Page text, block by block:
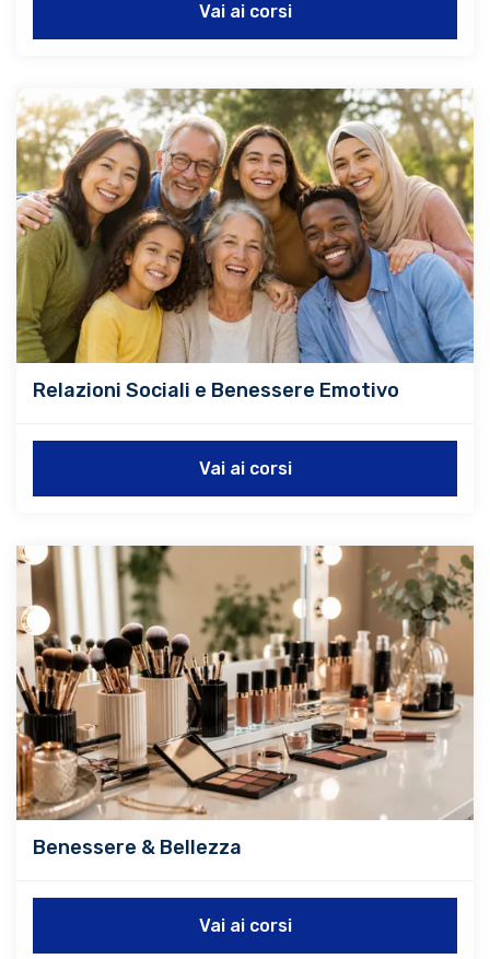
Vai ai corsi
Relazioni Sociali e Benessere Emotivo
Vai ai corsi
Benessere & Bellezza
Vai ai corsi